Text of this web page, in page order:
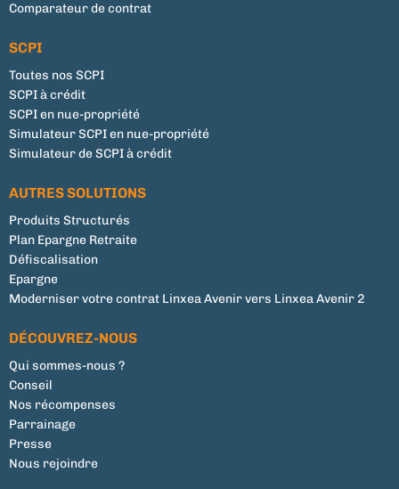
Comparateur de contrat
SCPI
Toutes nos SCPI
SCPI à crédit
SCPI en nue-propriété
Simulateur SCPI en nue-propriété
Simulateur de SCPI à crédit
AUTRES SOLUTIONS
Produits Structurés
Plan Epargne Retraite
Défiscalisation
Epargne
Moderniser votre contrat Linxea Avenir vers Linxea Avenir 2
DÉCOUVREZ-NOUS
Qui sommes-nous ?
Conseil
Nos récompenses
Parrainage
Presse
Nous rejoindre